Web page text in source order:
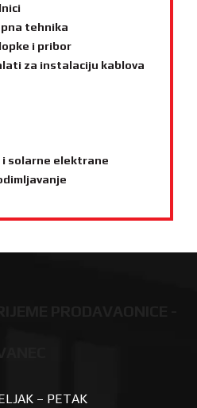
tehnika
i pribor
za instalaciju kablova
solarne elektrane
– PETAK